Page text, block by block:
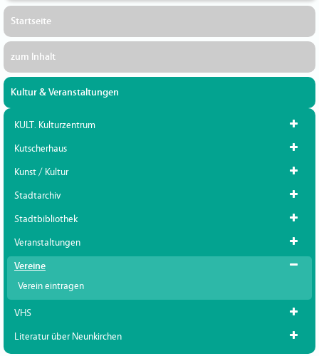
Startseite
zum Inhalt
Kultur & Veranstaltungen
KULT. Kulturzentrum
Kutscherhaus
Kunst / Kultur
Stadtarchiv
Stadtbibliothek
Veranstaltungen
Vereine
Verein eintragen
VHS
Literatur über Neunkirchen